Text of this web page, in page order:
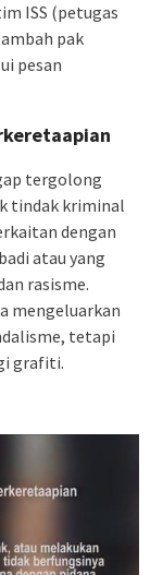
ISS (petugas
pak
pesan
tergolong
tindak kriminal
dengan
atau yang
rasisme.
mengeluarkan
tetapi
grafiti.